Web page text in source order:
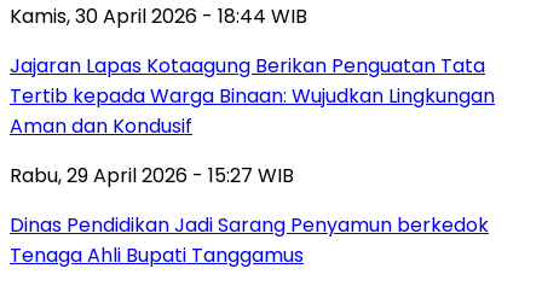
Kamis, 30 April 2026 - 18:44 WIB
Jajaran Lapas Kotaagung Berikan Penguatan Tata
Tertib kepada Warga Binaan: Wujudkan Lingkungan
Aman dan Kondusif
Rabu, 29 April 2026 - 15:27 WIB
Dinas Pendidikan Jadi Sarang Penyamun berkedok
Tenaga Ahli Bupati Tanggamus